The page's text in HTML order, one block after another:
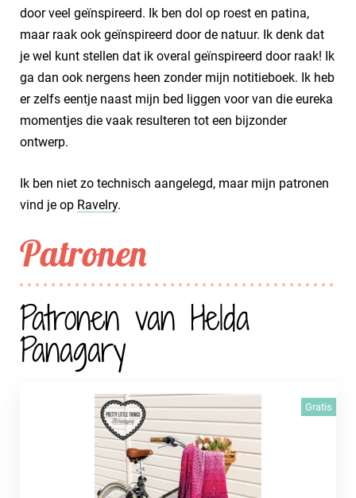
door veel geïnspireerd. Ik ben dol op roest en patina,
maar raak ook geïnspireerd door de natuur. Ik denk dat
je wel kunt stellen dat ik overal geïnspireerd door raak! Ik
ga dan ook nergens heen zonder mijn notitieboek. Ik heb
er zelfs eentje naast mijn bed liggen voor van die eureka
momentjes die vaak resulteren tot een bijzonder
ontwerp.
Ik ben niet zo technisch aangelegd, maar mijn patronen
vind je op Ravelry.
Patronen
Patronen van Helda
Panagary
Gratis